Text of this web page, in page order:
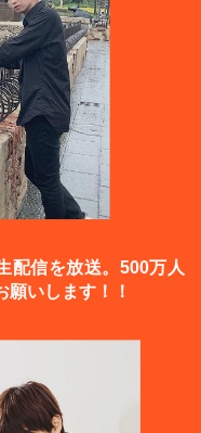
配信を放送。500万人
いします！！